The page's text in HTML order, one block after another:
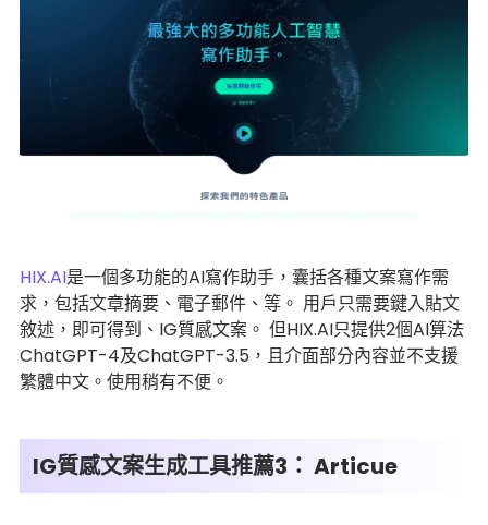
HIX.AI是一個多功能的AI寫作助手，囊括各種文案寫作需
求，包括文章摘要、電子郵件、等。 用戶只需要鍵入貼文
敘述，即可得到、IG質感文案。 但HIX.AI只提供2個AI算法
ChatGPT-4及ChatGPT-3.5，且介面部分內容並不支援
繁體中文。使用稍有不便。
IG質感文案生成工具推薦3： Articue